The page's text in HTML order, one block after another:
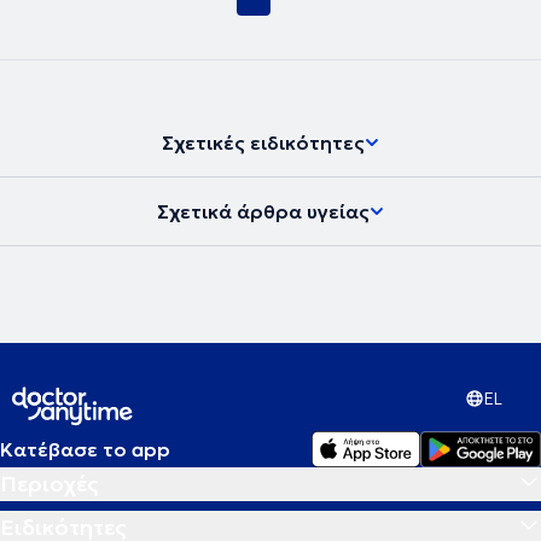
Foot&Ankle Surgery) όπως επίσης στη διαδερμική τεχνική
Χειρουργικής Γόνατοςεφαρμόζοντας εξατομικευμένες τεχνικές
Γερμανική Εταιρεία Χειρουργικής Γόνατος (certified Knee Surgeon
Κύπρου στον τομέα της Διοίκησης Μονάδων Υγείας. Επιπροσθέτως,
(Sports Medicine Specialty) από την Γερμανική Ιατρική Εταιρεία.
Επίσης, οΔρ. Ιωάννης Γιαννακόπουλος υπήρξε
πολλών νέων συναδέλφων στη Γερμανία καιπροσκεκλημένος
ομιλητής σε πολλά επιστημονικά συνέδρια στην Ευρώπη και την
Microport Orthopedics, στην πρωτοποριακή ελάχιστα επεμβατική
Σχετικές ειδικότητες
Σχετικά άρθρα υγείας
EL
Κατέβασε το app